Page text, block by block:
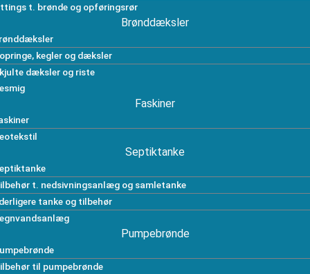
t. brønde og opføringsrør
Brønddæksler
kegler og dæksler
dæksler og riste
Faskiner
Septiktanke
t. nedsivningsanlæg og samletanke
tanke og tilbehør
Pumpebrønde
til pumpebrønde